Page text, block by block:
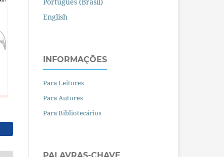
Português (Brasil)
English
INFORMAÇÕES
Para Leitores
Para Autores
Para Bibliotecários